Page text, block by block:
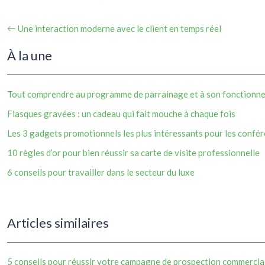
Une interaction moderne avec le client en temps réel
À la une
Tout comprendre au programme de parrainage et à son
Flasques gravées : un cadeau qui fait mouche à chaque fois
Les 3 gadgets promotionnels les plus intéressants pour les
10 règles d’or pour bien réussir sa carte de visite professionnelle
6 conseils pour travailler dans le secteur du luxe
Articles similaires
5 conseils pour réussir votre campagne de prospection